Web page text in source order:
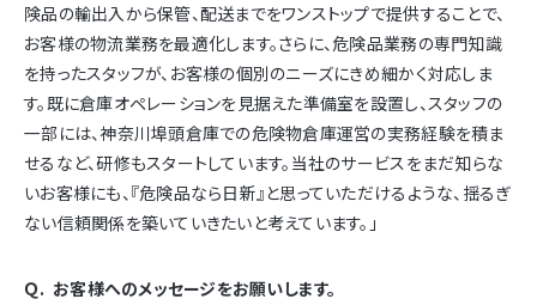
険品の輸出入から保管、配送までをワンストップで提供することで、
お客様の物流業務を最適化します。さらに、危険品業務の専門知識
を持ったスタッフが、お客様の個別のニーズにきめ細かく対応しま
す。既に倉庫オペレーションを見据えた準備室を設置し、スタッフの
一部には、神奈川埠頭倉庫での危険物倉庫運営の実務経験を積ま
せるなど、研修もスタートしています。当社のサービスをまだ知らな
いお客様にも、『危険品なら日新』と思っていただけるような、揺るぎ
ない信頼関係を築いていきたいと考えています。」
Ｑ. お客様へのメッセージをお願いします。